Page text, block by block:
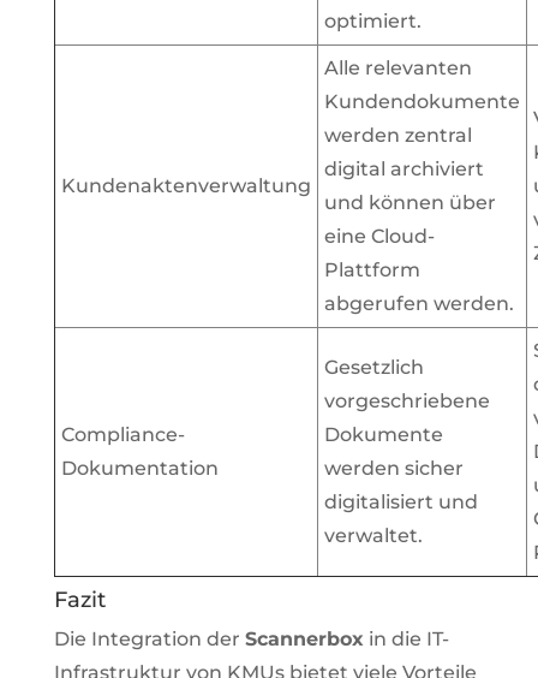
optimiert.
Kundenaktenverwaltung
Alle relevanten
Kundendokumente
werden zentral
digital archiviert
und können über
eine Cloud-
Plattform
abgerufen werden.
Compliance-
Dokumentation
Gesetzlich
vorgeschriebene
Dokumente
werden sicher
digitalisiert und
verwaltet.
Fazit
Die Integration der Scannerbox in die IT-
Infrastruktur von KMUs bietet viele Vorteile